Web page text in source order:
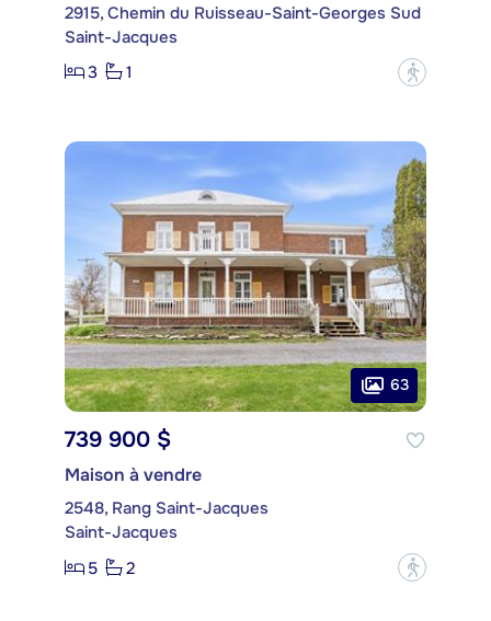
2915, Chemin du Ruisseau-Saint-Georges Sud
Saint-Jacques
3
1 ?
63
739 900 $
Maison à vendre
2548, Rang Saint-Jacques
Saint-Jacques
5
2 ?